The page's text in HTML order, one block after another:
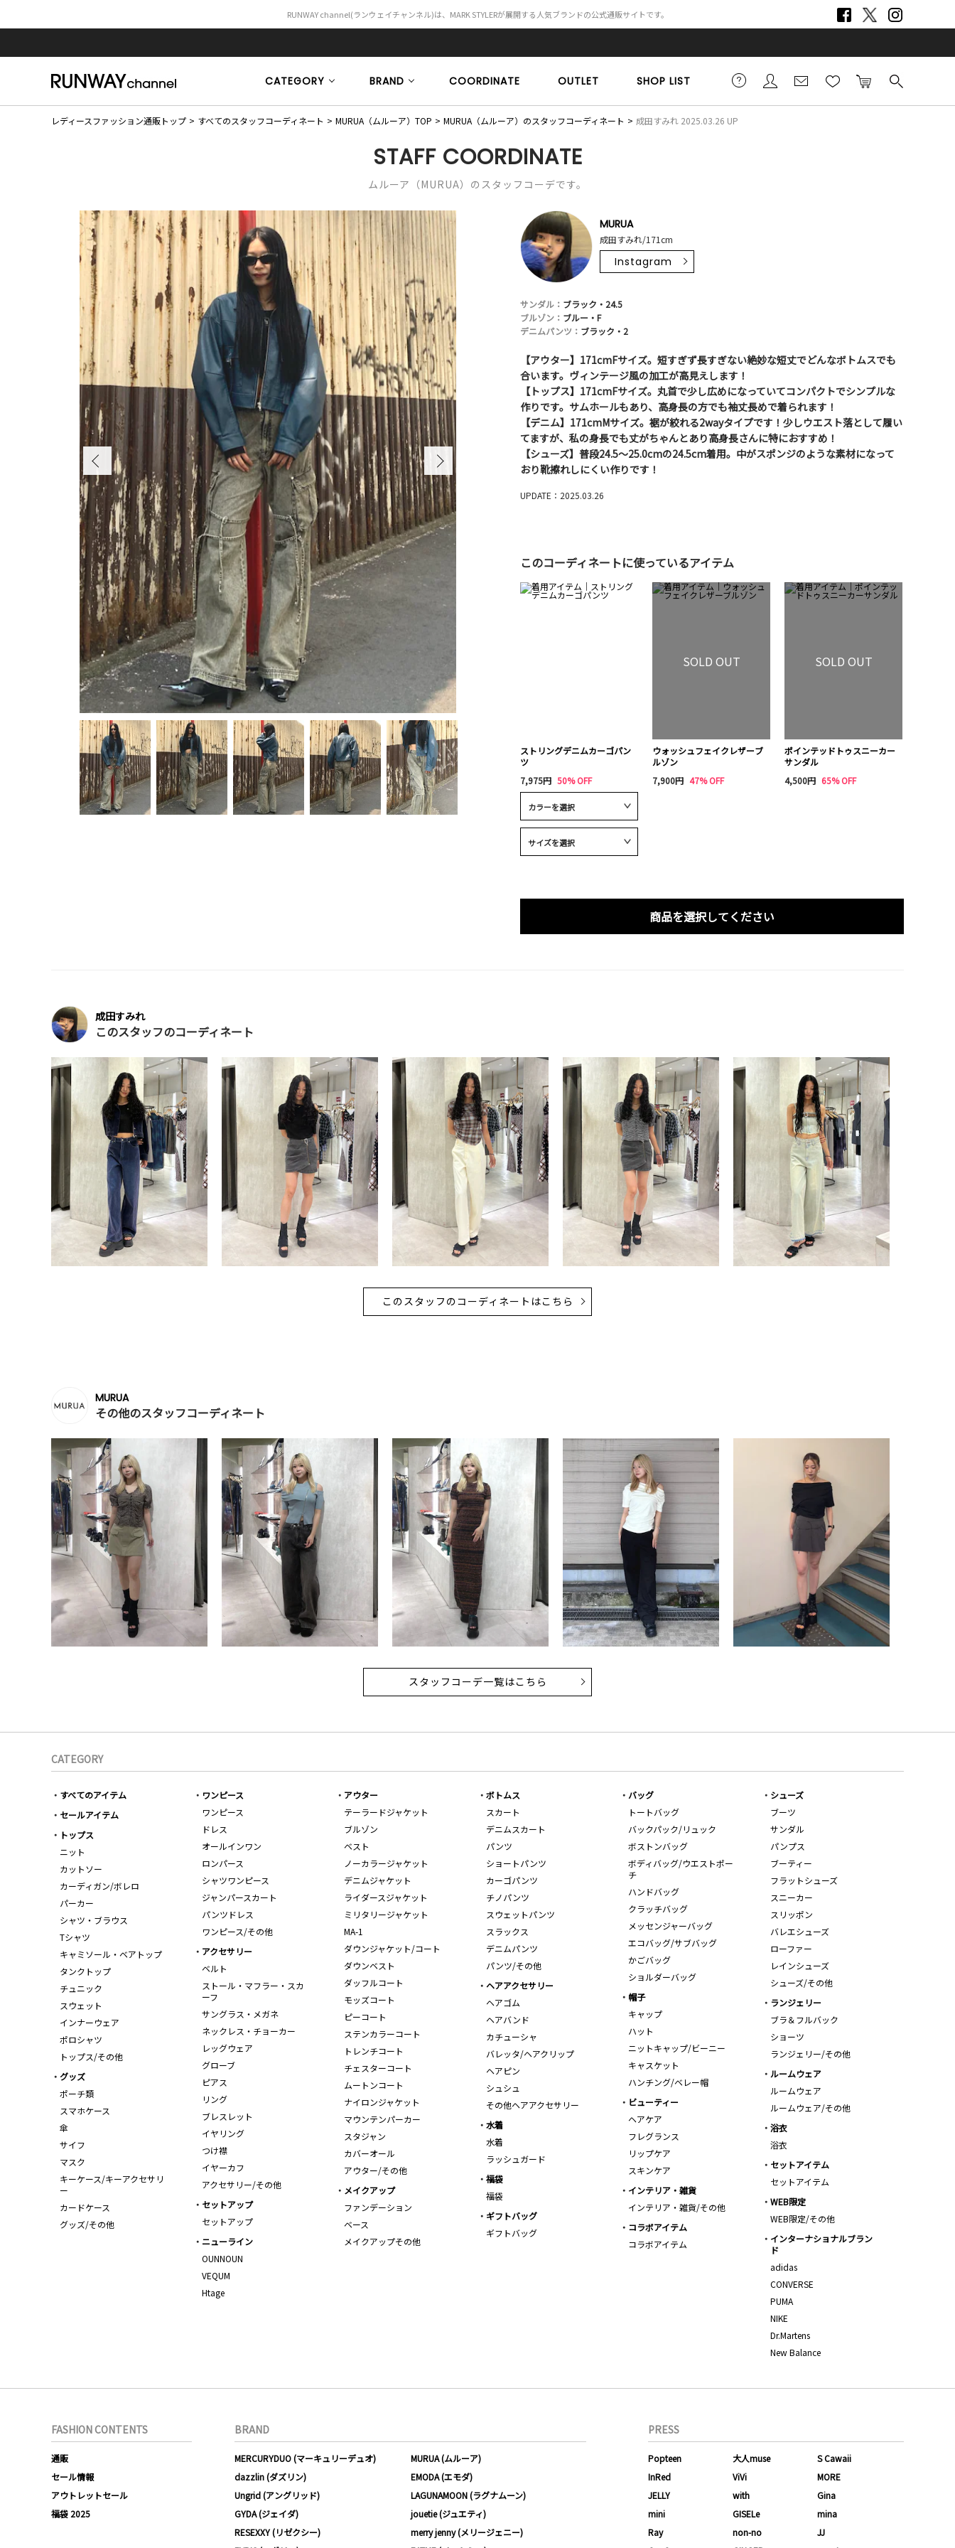
RUNWAY channel(ランウェイチャンネル)は、MARK STYLERが展開する人気ブランドの公式通販サイトです。
CATEGORY BRAND COORDINATE OUTLET SHOP LIST
レディースファッション通販トップ すべてのスタッフコーディネート MURUA（ムルーア）TOP MURUA（ムルーア）のスタッフコーディネート 成田すみれ 2025.03.26 UP
STAFF COORDINATE
ムルーア（MURUA）のスタッフコーデです。
MURUA
成田すみれ/171cm
Instagram
サンダル： ブラック・24.5
ブルゾン： ブルー・F
デニムパンツ： ブラック・2
【アウター】171cmFサイズ。短すぎず長すぎない絶妙な短丈でどんなボトムスでも
合います。ヴィンテージ風の加工が高見えします！
【トップス】171cmFサイズ。丸首で少し広めになっていてコンパクトでシンプルな
作りです。サムホールもあり、高身長の方でも袖丈長めで着られます！
【デニム】171cmMサイズ。裾が絞れる2wayタイプです！少しウエスト落として履い
てますが、私の身長でも丈がちゃんとあり高身長さんに特におすすめ！
【シューズ】普段24.5～25.0cmの24.5cm着用。中がスポンジのような素材になって
おり靴擦れしにくい作りです！
UPDATE：2025.03.26
このコーディネートに使っているアイテム
ストリングデニムカーゴパン
ツ
7,975円 50% OFF
SOLD OUT
ウォッシュフェイクレザーブ
ルゾン
7,900円 47% OFF
SOLD OUT
ポインテッドトゥスニーカー
サンダル
4,500円 65% OFF
商品を選択してください
成田すみれ
このスタッフのコーディネート
このスタッフのコーディネートはこちら
MURUA
その他のスタッフコーディネート
スタッフコーデ一覧はこちら
CATEGORY
すべてのアイテム
セールアイテム
トップス
ニット
カットソー
カーディガン/ボレロ
パーカー
シャツ・ブラウス
Tシャツ
キャミソール・ベアトップ
タンクトップ
チュニック
スウェット
インナーウェア
ポロシャツ
トップス/その他
ワンピース
ワンピース
ドレス
オールインワン
ロンパース
シャツワンピース
ジャンパースカート
パンツドレス
ワンピース/その他
アウター
テーラードジャケット
ブルゾン
ベスト
ノーカラージャケット
デニムジャケット
ライダースジャケット
ミリタリージャケット
MA-1
ダウンジャケット/コート
ダウンベスト
ダッフルコート
モッズコート
ピーコート
ステンカラーコート
トレンチコート
チェスターコート
ムートンコート
ナイロンジャケット
マウンテンパーカー
スタジャン
カバーオール
アウター/その他
ボトムス
スカート
デニムスカート
パンツ
ショートパンツ
カーゴパンツ
チノパンツ
スウェットパンツ
スラックス
デニムパンツ
パンツ/その他
バッグ
トートバッグ
バックパック/リュック
ボストンバッグ
ボディバッグ/ウエストポー
チ
ハンドバッグ
クラッチバッグ
メッセンジャーバッグ
エコバッグ/サブバッグ
かごバッグ
ショルダーバッグ
シューズ
ブーツ
サンダル
パンプス
ブーティー
フラットシューズ
スニーカー
スリッポン
バレエシューズ
ローファー
レインシューズ
シューズ/その他
アクセサリー
ベルト
ストール・マフラー・スカ
ーフ
サングラス・メガネ
ネックレス・チョーカー
レッグウェア
グローブ
ピアス
リング
ブレスレット
イヤリング
つけ襟
イヤーカフ
アクセサリー/その他
ヘアアクセサリー
ヘアゴム
ヘアバンド
カチューシャ
バレッタ/ヘアクリップ
ヘアピン
シュシュ
その他ヘアアクセサリー
帽子
キャップ
ハット
ニットキャップ/ビーニー
キャスケット
ハンチング/ベレー帽
ランジェリー
ブラ＆フルバック
ショーツ
ランジェリー/その他
ルームウェア
ルームウェア
ルームウェア/その他
グッズ
ポーチ類
スマホケース
傘
サイフ
マスク
キーケース/キーアクセサリ
ー
カードケース
グッズ/その他
ビューティー
ヘアケア
フレグランス
リップケア
スキンケア
水着
水着
ラッシュガード
浴衣
浴衣
セットアイテム
セットアイテム
福袋
福袋
メイクアップ
ファンデーション
ベース
メイクアップその他
インテリア・雑貨
インテリア・雑貨/その他
WEB限定
WEB限定/その他
セットアップ
セットアップ
ギフトバッグ
ギフトバッグ
コラボアイテム
コラボアイテム
インターナショナルブラン
ド
adidas
CONVERSE
PUMA
NIKE
Dr.Martens
New Balance
ニューライン
OUNNOUN
VEQUM
Htage
FASHION CONTENTS
通販
セール情報
アウトレットセール
福袋 2025
BRAND
MERCURYDUO (マーキュリーデュオ)
MURUA (ムルーア)
dazzlin (ダズリン)
EMODA (エモダ)
Ungrid (アングリッド)
LAGUNAMOON (ラグナムーン)
GYDA (ジェイダ)
jouetie (ジュエティ)
RESEXXY (リゼクシー)
merry jenny (メリージェニー)
PRESS
Popteen 大人muse
S Cawaii
InRed
ViVi
MORE
JELLY
with
Gina
mini
GISELe
mina
Ray
non-no
JJ